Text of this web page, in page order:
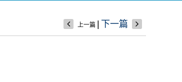
上一篇 下一篇